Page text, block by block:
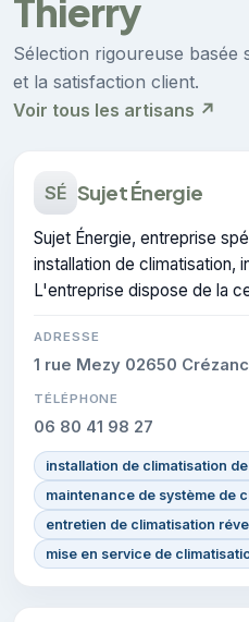
Thierry
Sélection rigoureuse
et la satisfaction client.
Voir tous les artisans ↗
SÉ Sujet Énergie
Sujet Énergie, entreprise
installation de climatisation,
L'entreprise dispose de la
ADRESSE
1 rue Mezy 02650
TÉLÉPHONE
06 80 41 98 27
installation de climatisation
maintenance de système de
entretien de climatisation
mise en service de